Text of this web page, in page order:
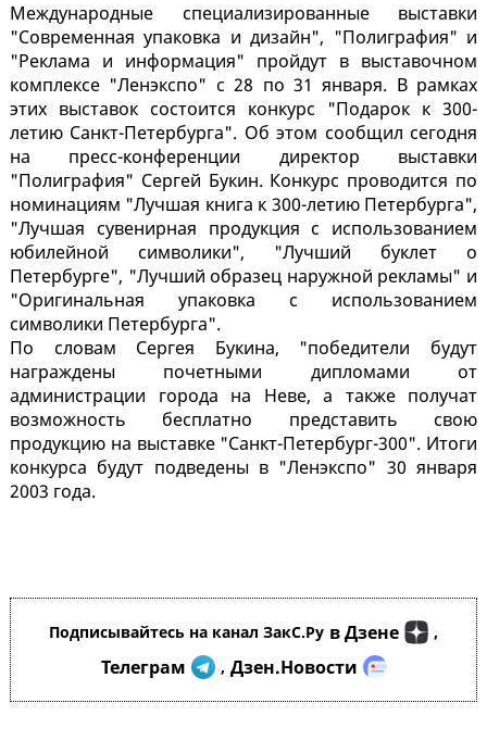
Международные специализированные выставки
"Современная упаковка и дизайн", "Полиграфия" и
"Реклама и информация" пройдут в выставочном
комплексе "Ленэкспо" с 28 по 31 января. В рамках
этих выставок состоится конкурс "Подарок к 300-
летию Санкт-Петербурга". Об этом сообщил сегодня
на пресс-конференции директор выставки
"Полиграфия" Сергей Букин. Конкурс проводится по
номинациям "Лучшая книга к 300-летию Петербурга",
"Лучшая сувенирная продукция с использованием
юбилейной символики", "Лучший буклет о
Петербурге", "Лучший образец наружной рекламы" и
"Оригинальная упаковка с использованием
символики Петербурга".
По словам Сергея Букина, "победители будут
награждены почетными дипломами от
администрации города на Неве, а также получат
возможность бесплатно представить свою
продукцию на выставке "Санкт-Петербург-300". Итоги
конкурса будут подведены в "Ленэкспо" 30 января
2003 года.
Подписывайтесь на канал ЗакС.Ру в Дзене ,
Телеграм , Дзен.Новости